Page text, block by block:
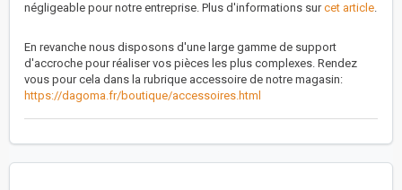
négligeable pour notre entreprise. Plus d'informations surcet article.
En revanche nous disposons d'une large gamme de support
d'accroche pour réaliser vos pièces les plus complexes. Rendez
vous pour cela dans la rubrique accessoire de notre magasin:
https://dagoma.fr/boutique/accessoires.html